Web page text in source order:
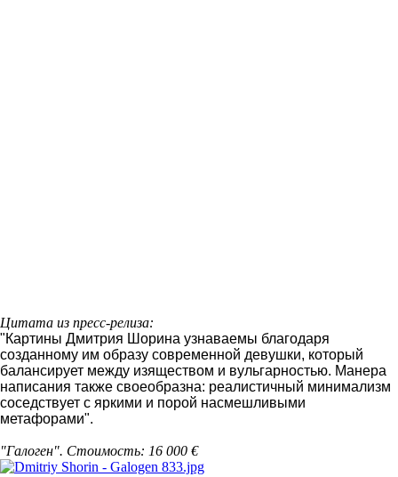
Цитата из пресс-релиза:
"Картины Дмитрия Шорина узнаваемы благодаря
созданному им образу современной девушки, который
балансирует между изяществом и вульгарностью. Манера
написания также своеобразна: реалистичный минимализм
соседствует с яркими и порой насмешливыми
метафорами".
"Галоген". Стоимость: 16 000 €